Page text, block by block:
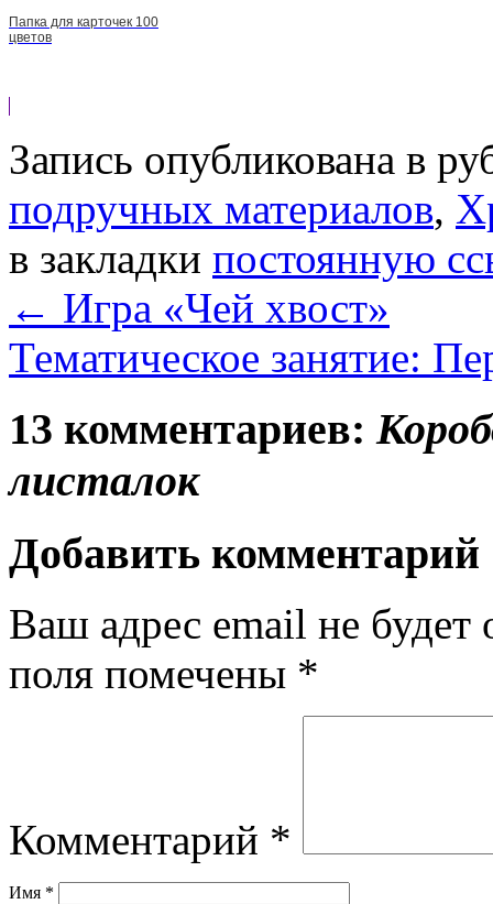
Папка для карточек 100
цветов
Запись опубликована в
подручных материалов,
в закладки постоянную
← Игра «Чей хвост»
Тематическое занятие:
13 комментариев:
листалок
Добавить комментарий
Ваш адрес email не будет
поля помечены *
Комментарий *
Имя *